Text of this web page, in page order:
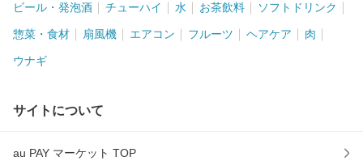
ビール・発泡酒 チューハイ 水 お茶飲料 ソフトドリンク
惣菜・食材 扇風機 エアコン フルーツ ヘアケア 肉
ウナギ
サイトについて
au PAY マーケット TOP